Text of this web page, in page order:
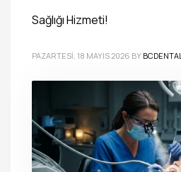
Sağlığı Hizmeti!
PAZARTESI, 18 MAYIS 2026 BY BCDENTAL